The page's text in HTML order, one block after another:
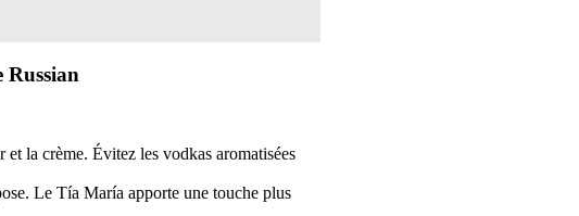
Russian
la crème. Évitez les vodkas aromatisées
Le Tía María apporte une touche plus